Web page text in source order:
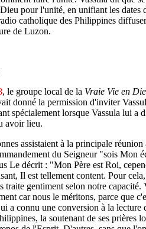
pour l'unité, en unifiant les
catholique des Philippines
de Luzon.
, le groupe local de la Vraie Vie en
donné la permission d'inviter
spécialement lorsque Vassula lui
avoir lieu.
assistaient à la principale réunion
du Seigneur "sois Mon
Le décrit : "Mon Père est Roi,
Il est tellement content. Pour
traite gentiment selon notre
car nous le méritons, parce que
a connu une conversion à la lecture
la soutenant de ses